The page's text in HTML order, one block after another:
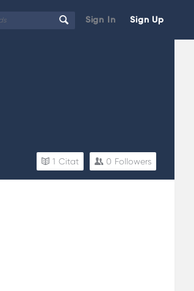
Sign In Sign Up
0 Followers
1 Citat